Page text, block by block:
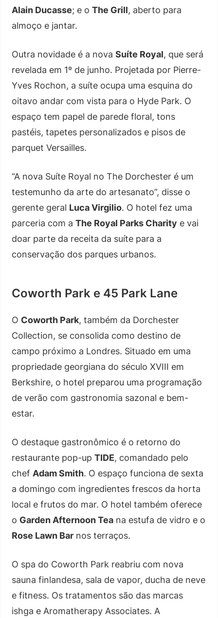
Alain Ducasse; e o The Grill, aberto para
almoço e jantar.
Outra novidade é a nova Suíte Royal, que será
revelada em 1º de junho. Projetada por Pierre-
Yves Rochon, a suíte ocupa uma esquina do
oitavo andar com vista para o Hyde Park. O
espaço tem papel de parede floral, tons
pastéis, tapetes personalizados e pisos de
parquet Versailles.
“A nova Suíte Royal no The Dorchester é um
testemunho da arte do artesanato”, disse o
gerente geral Luca Virgilio. O hotel fez uma
parceria com a The Royal Parks Charity e vai
doar parte da receita da suíte para a
conservação dos parques urbanos.
Coworth Park e 45 Park Lane
O Coworth Park, também da Dorchester
Collection, se consolida como destino de
campo próximo a Londres. Situado em uma
propriedade georgiana do século XVIII em
Berkshire, o hotel preparou uma programação
de verão com gastronomia sazonal e bem-
estar.
O destaque gastronômico é o retorno do
restaurante pop-up TIDE, comandado pelo
chef Adam Smith. O espaço funciona de sexta
a domingo com ingredientes frescos da horta
local e frutos do mar. O hotel também oferece
o Garden Afternoon Tea na estufa de vidro e o
Rose Lawn Bar nos terraços.
O spa do Coworth Park reabriu com nova
sauna finlandesa, sala de vapor, ducha de neve
e fitness. Os tratamentos são das marcas
ishga e Aromatherapy Associates. A